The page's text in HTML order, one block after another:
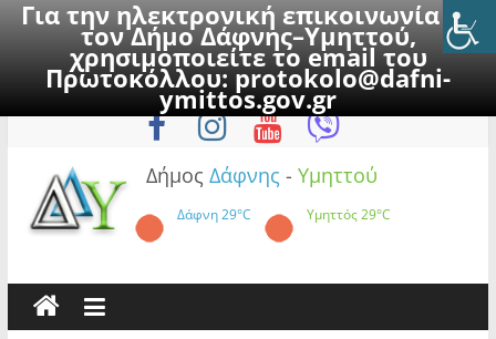
Για την ηλεκτρονική επικοινωνία με
τον Δήμο Δάφνης–Υμηττού,
χρησιμοποιείτε το email του
Πρωτοκόλλου:protokolo@dafni-
ymittos.gov.gr
to
Δευτέρα, 10 Αυγούστου 2026
Δήμος Δάφνης - Υμηττού
Δάφνη29°C Υμηττός29°C